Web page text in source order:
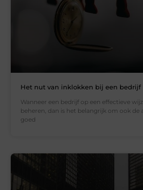
Het nut van inklokken bij een bedrijf
Wanneer een bedrijf op een effectieve
beheren, dan is het belangrijk om ook de
goed